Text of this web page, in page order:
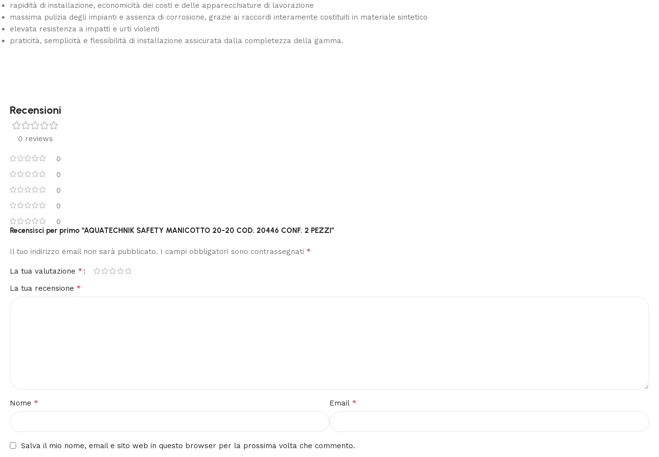
rapidità di installazione, economicità dei costi e delle apparecchiature di lavorazione
massima pulizia degli impianti e assenza di corrosione, grazie ai raccordi interamente costituiti in materiale sintetico
elevata resistenza a impatti e urti violenti
praticità, semplicità e flessibilità di installazione assicurata dalla completezza della gamma.
Recensioni
0 reviews
0
0
0
0
0
Recensisci per primo “AQUATECHNIK SAFETY MANICOTTO 20-20 COD. 20446 CONF. 2 PEZZI”
Il tuo indirizzo email non sarà pubblicato. I campi obbligatori sono contrassegnati *
La tua valutazione *
La tua recensione *
Nome * Email *
Salva il mio nome, email e sito web in questo browser per la prossima volta che commento.